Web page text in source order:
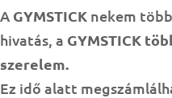
A GYMSTICK nekem
hivatás, a GYMSTICK
szerelem.
Ez idő alatt